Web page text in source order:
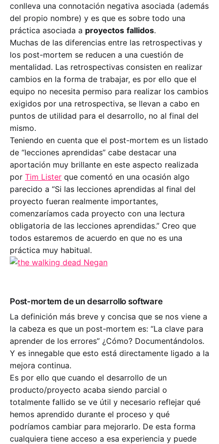
conlleva una connotación negativa asociada (además
del propio nombre) y es que es sobre todo una
práctica asociada a proyectos fallidos.
Muchas de las diferencias entre las retrospectivas y
los post-mortem se reducen a una cuestión de
mentalidad. Las retrospectivas consisten en realizar
cambios en la forma de trabajar, es por ello que el
equipo no necesita permiso para realizar los cambios
exigidos por una retrospectiva, se llevan a cabo en
puntos de utilidad para el desarrollo, no al final del
mismo.
Teniendo en cuenta que el post-mortem es un listado
de “lecciones aprendidas” cabe destacar una
aportación muy brillante en este aspecto realizada
por Tim Lister que comentó en una ocasión algo
parecido a “Si las lecciones aprendidas al final del
proyecto fueran realmente importantes,
comenzaríamos cada proyecto con una lectura
obligatoria de las lecciones aprendidas.” Creo que
todos estaremos de acuerdo en que no es una
práctica muy habitual.
Post-mortem de un desarrollo software
La definición más breve y concisa que se nos viene a
la cabeza es que un post-mortem es: “La clave para
aprender de los errores” ¿Cómo? Documentándolos.
Y es innegable que esto está directamente ligado a la
mejora continua.
Es por ello que cuando el desarrollo de un
producto/proyecto acaba siendo parcial o
totalmente fallido se ve útil y necesario reflejar qué
hemos aprendido durante el proceso y qué
podríamos cambiar para mejorarlo. De esta forma
cualquiera tiene acceso a esa experiencia y puede